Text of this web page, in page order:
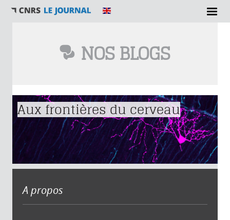
NOS BLOGS
Vous êtes ici
Aux frontières du cerveau
A propos